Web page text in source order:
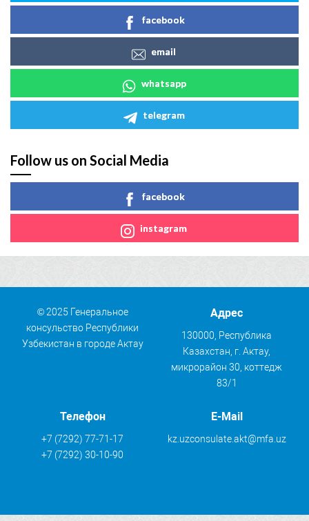
facebook
email
whatsapp
telegram
Follow us on Social Media
facebook
instagram
© 2025 Генеральное
консульство Республики
Узбекистан в городе Актау
Адрес
130000, Республика
Казахстан, г. Актау,
микрорайон 30, коттедж
83/1
Телефон
+7 (7292) 77-71-17
+7 (7292) 30-10-90
E-Mail
kz.uzconsulate.akt@mfa.uz